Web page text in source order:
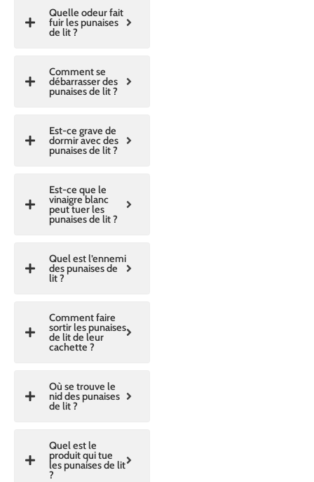
Quelle odeur fait
fuir les punaises
de lit ?
Comment se
débarrasser des
punaises de lit ?
Est-ce grave de
dormir avec des
punaises de lit ?
Est-ce que le
vinaigre blanc
peut tuer les
punaises de lit ?
Quel est l’ennemi
des punaises de
lit ?
Comment faire
sortir les punaises
de lit de leur
cachette ?
Où se trouve le
nid des punaises
de lit ?
Quel est le
produit qui tue
les punaises de lit
?